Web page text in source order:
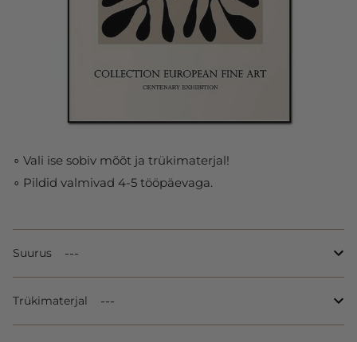
∘ Vali ise sobiv mõõt ja trükimaterjal!
∘ Pildid valmivad 4-5 tööpäevaga.
Suurus
Trükimaterjal